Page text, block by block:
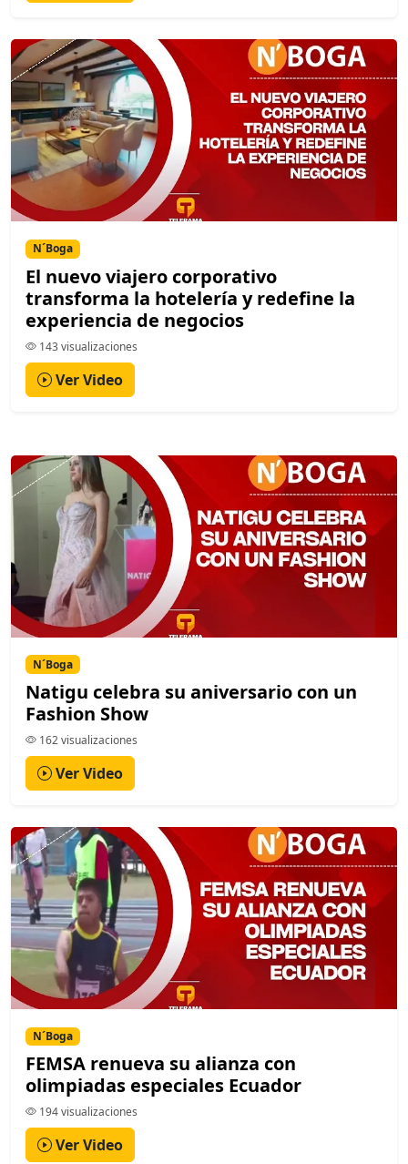
N´Boga
El nuevo viajero corporativo
transforma la hotelería y redefine la
experiencia de negocios
143 visualizaciones
Ver Video
N´Boga
Natigu celebra su aniversario con un
Fashion Show
162 visualizaciones
Ver Video
N´Boga
FEMSA renueva su alianza con
olimpiadas especiales Ecuador
194 visualizaciones
Ver Video